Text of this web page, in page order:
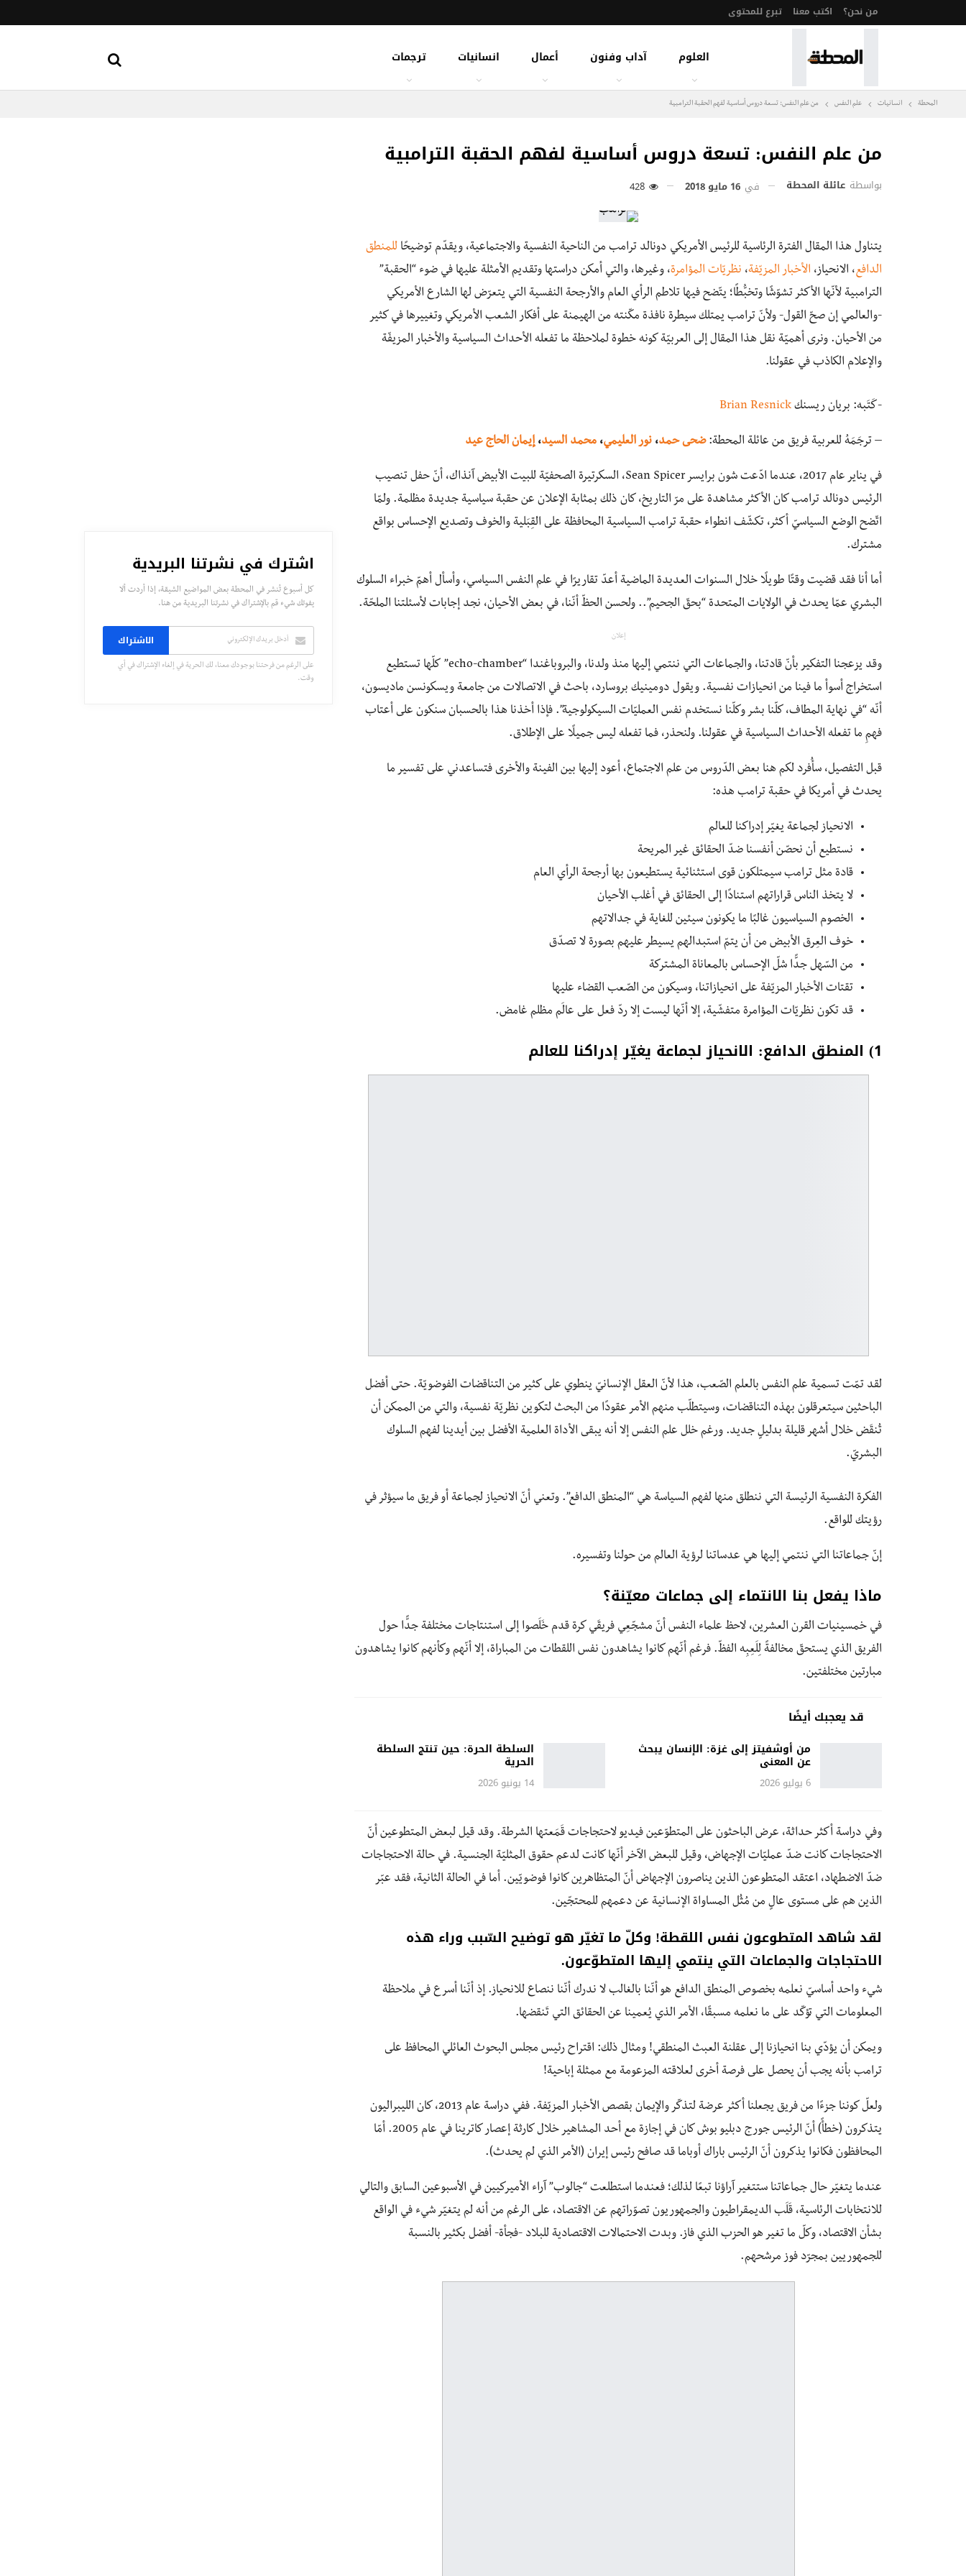
من نحن؟ اكتب معنا تبرع للمحتوى
العلوم آداب وفنون أعمال انسانيات ترجمات
المحطة انسانيات علم النفس من علم النفس: تسعة دروس أساسية لفهم الحقبة الترامبية
من علم النفس: تسعة دروس أساسية لفهم الحقبة الترامبية
بواسطة عائلة المحطة في 16 مايو 2018
يتناول هذا المقال الفترة الرئاسية للرئيس الأمريكي دونالد ترامب من الناحية النفسية والاجتماعية، ويقدّم توضيحًا للمنطق
الدافع، الانحياز، الأخبار المزيّفة، نظريّات المؤامرة، وغيرها، والتي أمكن دراستها وتقديم الأمثلة عليها في ضوء “الحقبة”
الترامبية لأنّها الأكثر تشوّشًا وتخبُّطًا؛ يتّضح فيها تلاطم الرأي العام والأرجحة النفسية التي يتعرّض لها الشارع الأمريكي
-والعالمي إن صحّ القول- ولأنّ ترامب يمتلك سيطرة نافذة مكّنته من الهيمنة على أفكار الشعب الأمريكي وتغييرها في كثير
من الأحيان. ونرى أهميّة نقل هذا المقال إلى العربيّة كونه خطوة لملاحظة ما تفعله الأحداث السياسية والأخبار المزيفّة
والإعلام الكاذب في عقولنا.
-كَتَبه: بريان ريسنك Brian Resnick
– ترجَمَهُ للعربية فريق من عائلة المحطة:ضحى حمد، نور العليمي، محمد السيد،إيمان الحاج عيد
في يناير عام 2017، عندما ادّعت شون برايسر Sean Spicer، السكرتيرة الصحفيّة للبيت الأبيض آنذاك، أنّ حفل تنصيب
الرئيس دونالد ترامب كان الأكثر مشاهدة على مرّ التاريخ، كان ذلك بمثابة الإعلان عن حقبة سياسية جديدة مظلمة. ولمّا
اتّضح الوضع السياسيّ أكثر، تكشّف انطواء حقبة ترامب السياسية المحافظة على القِبَلية والخوف وتصديع الإحساس بواقع
مشترك.
أما أنا فقد قضيت وقتًا طويلًا خلال السنوات العديدة الماضية أعدّ تقاريرًا في علم النفس السياسي، وأسأل أهمّ خبراء السلوك
البشري عمّا يحدث في الولايات المتحدة “بحقّ الجحيم”.. ولحسن الحظّ أنّنا، في بعض الأحيان، نجد إجابات لأسئلتنا الملحّة.
إعلان
وقد يزعجنا التفكير بأنّ قادتنا، والجماعات التي ننتمي إليها منذ ولدنا، والبروباغندا “echo-chamber” كلّها تستطيع
استخراج أسوأ ما فينا من انحيازات نفسية. ويقول دومينيك بروسارد، باحث في الاتصالات من جامعة ويسكونسن ماديسون،
أنّه “في نهاية المطاف، كلّنا بشر وكلّنا نستخدم نفس العمليّات السيكولوجية”. فإذا أخذنا هذا بالحسبان سنكون على أعتاب
فهمِ ما تفعله الأحداث السياسية في عقولنا. ولنحذر، فما تفعله ليس جميلًا على الإطلاق.
قبل التفصيل، سأُفرد لكم هنا بعض الدّروس من علم الاجتماع، أعود إليها بين الفينة والأخرى فتساعدني على تفسير ما
يحدث في أمريكا في حقبة ترامب هذه:
الانحياز لجماعة يغيّر إدراكنا للعالم
نستطيع أن نحصّن أنفسنا ضدّ الحقائق غير المريحة
قادة مثل ترامب سيمتلكون قوى استثنائية يستطيعون بها أرجحة الرأي العام
لا يتخذ الناس قراراتهم استنادًا إلى الحقائق في أغلب الأحيان
الخصوم السياسيون غالبًا ما يكونون سيئين للغاية في جدالاتهم
خوف العِرق الأبيض من أن يتمّ استبدالهم يسيطر عليهم بصورة لا تصدّق
من السّهل جدًّا شلّ الإحساس بالمعاناة المشتركة
تقتات الأخبار المزيّفة على انحيازاتنا، وسيكون من الصّعب القضاء عليها
قد تكون نظريّات المؤامرة متفشّية، إلا أنّها ليست إلا ردّ فعل على عالَم مظلم غامض.
1) المنطق الدافع: الانحياز لجماعة يغيّر إدراكنا للعالم
لقد تمّت تسمية علم النفس بالعلم الصّعب، هذا لأنّ العقل الإنسانيّ ينطوي على كثير من التناقضات الفوضويّة. حتى أفضل
الباحثين سيتعرقلون بهذه التناقضات، وسيتطلّب منهم الأمر عقودًا من البحث لتكوين نظريّة نفسية، والتي من الممكن أن
تُنقَض خلال أشهر قليلة بدليلٍ جديد. ورغم خلل علم النفس إلا أنه يبقى الأداة العلمية الأفضل بين أيدينا لفهم السلوك
البشريّ.
الفكرة النفسية الرئيسة التي ننطلق منها لفهم السياسة هي “المنطق الدافع”. وتعني أنّ الانحياز لجماعة أو فريق ما سيؤثر في
رؤيتك للواقع.
إنّ جماعاتنا التي ننتمي إليها هي عدساتنا لرؤية العالم من حولنا وتفسيره.
ماذا يفعل بنا الانتماء إلى جماعات معيّنة؟
في خمسينيات القرن العشرين، لاحظ علماء النفس أنّ مشجّعِي فريقَي كرة قدم خَلَصوا إلى استنتاجات مختلفة جدًّا حول
الفريق الذي يستحقّ مخالفةً لِلَعِبِه الفظّ. فرغم أنّهم كانوا يشاهدون نفس اللقطات من المباراة، إلا أنّهم وكأنهم كانوا يشاهدون
مبارتين مختلفتين.
قد يعجبك أيضًا
من أوشفيتز إلى غزة: الإنسان يبحث
عن المعنى
6 يوليو 2026
السلطة الحرة: حين تنتج السلطة
الحرية
14 يونيو 2026
وفي دراسة أكثر حداثة، عرض الباحثون على المتطوّعين فيديو لاحتجاجات قَمَعتها الشرطة. وقد قيل لبعض المتطوعين أنّ
الاحتجاجات كانت ضدّ عمليّات الإجهاض، وقيل للبعض الآخر أنّها كانت لدعم حقوق المثليّة الجنسية. في حالة الاحتجاجات
ضدّ الاضطهاد، اعتقد المتطوعون الذين يناصرون الإجهاض أنّ المتظاهرين كانوا فوضويّين. أما في الحالة الثانية، فقد عبّر
الذين هم على مستوى عالٍ من مُثُل المساواة الإنسانية عن دعمهم للمحتجّين.
لقد شاهد المتطوعون نفس اللقطة! وكلّ ما تغيّر هو توضيح السّبب وراء هذه
الاحتجاجات والجماعات التي ينتمي إليها المتطوّعون.
شيء واحد أساسيّ نعلمه بخصوص المنطق الدافع هو أنّنا بالغالب لا ندرك أنّنا ننصاع للانحياز. إذ أنّنا أسرع في ملاحظة
المعلومات التي تؤكّد على ما نعلمه مسبقًا، الأمر الذي يُعمينا عن الحقائق التي تَنقضها.
ويمكن أن يؤدّي بنا انحيازنا إلى عقلنة العبث المنطقي! ومثال ذلك: اقتراح رئيس مجلس البحوث العائلي المحافظ على
ترامب بأنه يجب أن يحصل على فرصة أخرى لعلاقته المزعومة مع ممثلة إباحية!
ولعلّ كوننا جزءًا من فريق يجعلنا أكثر عرضة لتذكّر والإيمان بقصص الأخبار المزيّفة. ففي دراسة عام 2013، كان الليبراليون
يتذكرون (خطأً) أنّ الرئيس جورج دبليو بوش كان في إجازة مع أحد المشاهير خلال كارثة إعصار كاترينا في عام 2005. أمّا
المحافظون فكانوا يذكرون أنّ الرئيس باراك أوباما قد صافح رئيس إيران (الأمر الذي لم يحدث).
عندما يتغيّر حال جماعاتنا ستتغير آراؤنا تبعًا لذلك؛ فعندما استطلعت “جالوب” آراء الأميركيين في الأسبوعين السابق والتالي
للانتخابات الرئاسية، قَلَب الديمقراطيون والجمهوريون تصوّراتهم عن الاقتصاد، على الرغم من أنه لم يتغيّر شيء في الواقع
بشأن الاقتصاد، وكلّ ما تغير هو الحزب الذي فاز. وبدت الاحتمالات الاقتصادية للبلاد -فجأة- أفضل بكثير بالنسبة
للجمهوريين بمجرّد فوز مرشحهم.
اشترك في نشرتنا البريدية
كل أسبوع تُنشر في المحطة بعض المواضيع الشيقة، إذا أردت ألا
يفوتك شيء قم بالإشتراك في نشرتنا البريدية من هنا.
الاشتراك
على الرغم من فرحتنا بوجودك معنا، لك الحرية في إلغاء الإشتراك في أي
وقت.